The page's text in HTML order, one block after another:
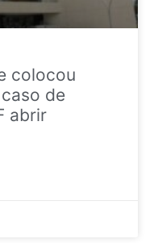
colocou
de
abrir